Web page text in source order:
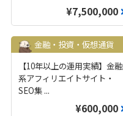
¥7,500,000
金融・投資・仮想通貨
【10年以上の運用実績】金融
系アフィリエイトサイト・
SEO集 ...
¥600,000